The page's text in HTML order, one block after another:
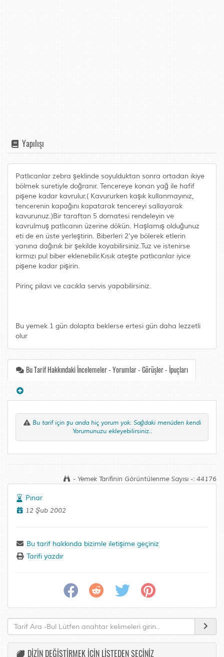
Yapılışı
Patlıcanlar zebra şeklinde soyulduktan sonra ortadan ikiye
bölmek suretiyle doğranır. Tencereye konan yağ ile hafif
pişene kadar kavrulur.( Kavururken kaşık kullanmayınız,
tencerenin kapağını kapatarak tencereyi sallayarak
kavurunuz.)Bir taraftan 5 domatesi rendeleyin ve
kavrulmuş patlıcanın üzerine dökün. Haşlamış olduğunuz
eti de en üste yerleştirin. Biberleri 2'ye bölerek etlerin
yanına dağınık bir şekilde koyabilirsiniz.Tuz ve istenirse
kırmızı pul biber eklenebilir.Kısık ateşte patlıcanlar iyice
pişene kadar pişirin.
Pirinç pilavı ve cacıkla servis yapabilirsiniz.
Bu yemek 1 gün dolapta beklerse ertesi gün daha lezzetli
olur
Bu Tarif Hakkındaki İncelemeler - Yorumlar - Görüşler - İpuçları
Bu tarif için şu anda hiç yorum yok. Sağdaki menüden kendi
Yorumunuzu ekleyebilirsiniz..
- Yemek Tarifinin Görüntülenme Sayısı -: 44176
Pınar
12 Şub 2002
Bu tarif hakkında bizimle iletişime geçiniz
Tarifi yazdır
DİZİN DEĞİŞTİRMEK İÇİN LİSTEDEN SEÇİNİZ